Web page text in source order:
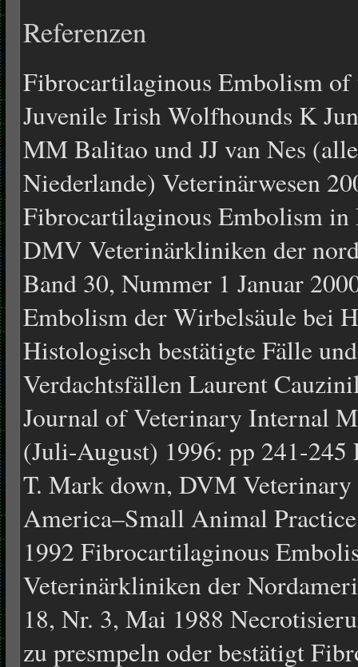
Referenzen
Fibrocartilaginous Embolism
Juvenile Irish Wolfhounds K
MM Balitao und JJ van Nes
Niederlande) Veterinärwesen
Fibrocartilaginous Embolism in
DMV Veterinärkliniken der
Band 30, Nummer 1 Januar
Embolism der Wirbelsäule bei
Histologisch bestätigte Fälle
Verdachtsfällen Laurent
Journal of Veterinary Internal
(Juli-August) 1996: pp 241-
T. Mark down, DVM
America–Small Animal
1992 Fibrocartilaginous
Veterinärkliniken der
18, Nr. 3, Mai 1988
zu presmpeln oder bestätigt